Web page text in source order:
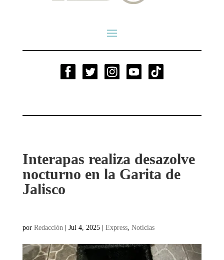
Interapas realiza desazolve
nocturno en la Garita de
Jalisco
por Redacción | Jul 4, 2025| Express, Noticias